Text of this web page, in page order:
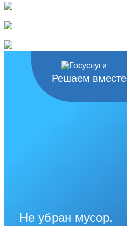
Решаем вместе
Не убран мусор,